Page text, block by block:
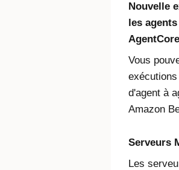
Nouvelle
les
AgentCore
Vous
d'agent à
Amazon
Serveurs
Les